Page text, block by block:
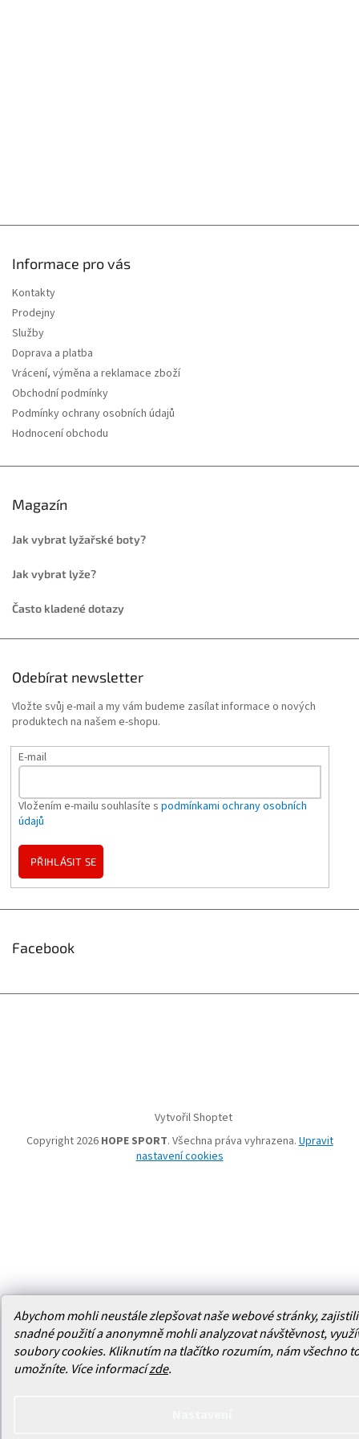
Abychom mohli neustále zlepšovat naše webové stránky,
snadné použití a anonymně mohli analyzovat návštěvnost,
soubory cookies. Kliknutím na tlačítko rozumím, nám všechno
umožníte. Více informacízde.
Informace pro vás
Kontakty
Prodejny
Služby
Doprava a platba
Vrácení, výměna a reklamace zboží
Obchodní podmínky
Podmínky ochrany osobních údajů
Hodnocení obchodu
Magazín
Jak vybrat lyžařské boty?
Jak vybrat lyže?
Často kladené dotazy
Odebírat newsletter
Vložte svůj e-mail a my vám budeme zasílat informace o nových
produktech na našem e-shopu.
E-mail
Vložením e-mailu souhlasíte s podmínkami ochrany osobních
údajů
PŘIHLÁSIT SE
Facebook
Vytvořil Shoptet
Copyright 2026 HOPE SPORT. Všechna práva vyhrazena. Upravit
nastavení cookies